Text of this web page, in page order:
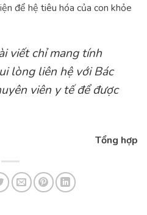
để hệ tiêu hóa của con khỏe
viết chỉ mang tính
lòng liên hệ với Bác
viên y tế để được
Tổng hợp